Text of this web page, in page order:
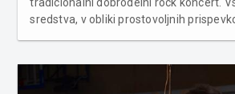
tradicionalni dobrodelni rock koncert.
sredstva, v obliki prostovoljnih
dobrodelnem rock koncertu so navd...